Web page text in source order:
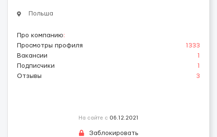
Польша
Про компанию:
Просмотры профиля
1333
Вакансии
1
Подписчики
1
Отзывы
3
На сайте с 06.12.2021
Заблокировать